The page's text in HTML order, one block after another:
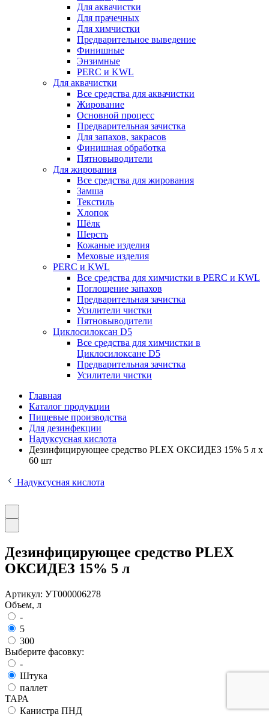
Для аквачистки
Для прачечных
Для химчистки
Предварительное выведение
Финишные
Энзимные
PERC и KWL
Для аквачистки
Все средства для аквачистки
Жирование
Основной процесс
Предварительная зачистка
Для запахов, закрасов
Финишная обработка
Пятновыводители
Для жирования
Все средства для жирования
Замша
Текстиль
Хлопок
Шёлк
Шерсть
Кожаные изделия
Меховые изделия
PERC и KWL
Все средства для химчистки в PERC и KWL
Поглощение запахов
Предварительная зачистка
Усилители чистки
Пятновыводители
Циклосилоксан D5
Все средства для химчистки в
Циклосилоксане D5
Предварительная зачистка
Усилители чистки
Главная
Каталог продукции
Пищевые производства
Для дезинфекции
Надуксусная кислота
Дезинфицирующее средство PLEX ОКСИДЕЗ 15% 5 л x
60 шт
Надуксусная кислота
Дезинфицирующее средство PLEX
ОКСИДЕЗ 15% 5 л
Артикул: УТ000006278
Объем, л
-
5
300
Выберите фасовку:
-
Штука
паллет
ТАРА
Канистра ПНД